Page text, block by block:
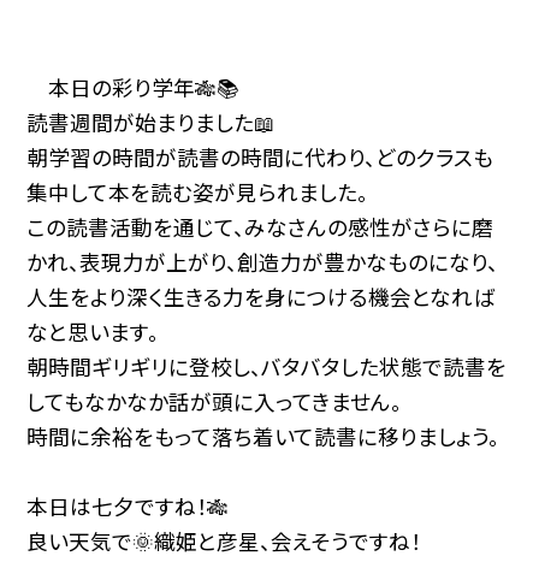
本日の彩り学年🎋📚
読書週間が始まりました📖
朝学習の時間が読書の時間に代わり、どのクラスも
集中して本を読む姿が見られました。
この読書活動を通じて、みなさんの感性がさらに磨
かれ、表現力が上がり、創造力が豊かなものになり、
人生をより深く生きる力を身につける機会となれば
なと思います。
朝時間ギリギリに登校し、バタバタした状態で読書を
してもなかなか話が頭に入ってきません。
時間に余裕をもって落ち着いて読書に移りましょう。
本日は七夕ですね！🎋
良い天気で🌞織姫と彦星、会えそうですね！